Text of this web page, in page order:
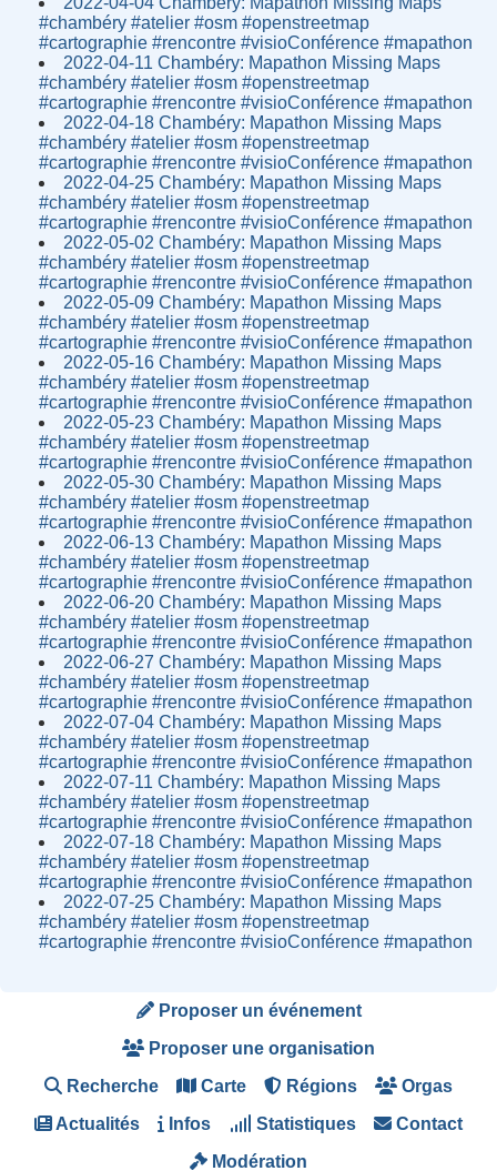
#chambéry #atelier #osm #openstreetmap
#cartographie #rencontre #visioConférence #mapathon
2022-04-11 Chambéry: Mapathon Missing Maps
#chambéry #atelier #osm #openstreetmap
#cartographie #rencontre #visioConférence #mapathon
2022-04-18 Chambéry: Mapathon Missing Maps
#chambéry #atelier #osm #openstreetmap
#cartographie #rencontre #visioConférence #mapathon
2022-04-25 Chambéry: Mapathon Missing Maps
#chambéry #atelier #osm #openstreetmap
#cartographie #rencontre #visioConférence #mapathon
2022-05-02 Chambéry: Mapathon Missing Maps
#chambéry #atelier #osm #openstreetmap
#cartographie #rencontre #visioConférence #mapathon
2022-05-09 Chambéry: Mapathon Missing Maps
#chambéry #atelier #osm #openstreetmap
#cartographie #rencontre #visioConférence #mapathon
2022-05-16 Chambéry: Mapathon Missing Maps
#chambéry #atelier #osm #openstreetmap
#cartographie #rencontre #visioConférence #mapathon
2022-05-23 Chambéry: Mapathon Missing Maps
#chambéry #atelier #osm #openstreetmap
#cartographie #rencontre #visioConférence #mapathon
2022-05-30 Chambéry: Mapathon Missing Maps
#chambéry #atelier #osm #openstreetmap
#cartographie #rencontre #visioConférence #mapathon
2022-06-13 Chambéry: Mapathon Missing Maps
#chambéry #atelier #osm #openstreetmap
#cartographie #rencontre #visioConférence #mapathon
2022-06-20 Chambéry: Mapathon Missing Maps
#chambéry #atelier #osm #openstreetmap
#cartographie #rencontre #visioConférence #mapathon
2022-06-27 Chambéry: Mapathon Missing Maps
#chambéry #atelier #osm #openstreetmap
#cartographie #rencontre #visioConférence #mapathon
2022-07-04 Chambéry: Mapathon Missing Maps
#chambéry #atelier #osm #openstreetmap
#cartographie #rencontre #visioConférence #mapathon
2022-07-11 Chambéry: Mapathon Missing Maps
#chambéry #atelier #osm #openstreetmap
#cartographie #rencontre #visioConférence #mapathon
2022-07-18 Chambéry: Mapathon Missing Maps
#chambéry #atelier #osm #openstreetmap
#cartographie #rencontre #visioConférence #mapathon
2022-07-25 Chambéry: Mapathon Missing Maps
#chambéry #atelier #osm #openstreetmap
#cartographie #rencontre #visioConférence #mapathon
Proposer un événement
Proposer une organisation
Recherche Carte Régions Orgas
Actualités Infos Statistiques Contact
Modération